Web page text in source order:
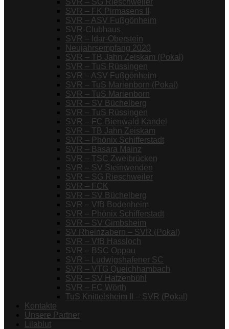
SVR – FK Pirmasens II
SVR – ASV Fußgönheim
SVR-Clubhaus
SVR – Idar-Oberstein
Neujahrsempfang 2020
SVR – TB Jahn Zeiskam (Pokal)
SVR – TuS Rüssingen
SVR – ASV Fußgönheim
SVR – TuS Marienborn (Pokal)
SVR – TuS Marienborn
SVR – SV Büchelberg
SVR – TuS Rüssingen
SVR – FC Bienwald Kandel
SVR – TB Jahn Zeiskam
SVR – Phönix Schifferstadt
SVR – Basara Mainz
SVR – TSC Zweibrücken
SVR – SV Steinwenden
SVR – SG Rieschweiler
SVR – FCK
SVR – SV Büchelberg
SVR – VfB Bodenheim
SVR – Phönix Schifferstadt
SVR – SV Gimbsheim
SV Rheinzabern – SVR (Pokal)
SVR – VfB Hassloch
SVR – BSC Oppau
SVR – Ludwigshafener SC
SVR – VTG Queichhambach
SVR – SV Hatzenbühl
SVR – FC Wörth
TuS Knittelsheim II – SVR (Pokal)
Kontakte
Unsere Partner
Lilablut